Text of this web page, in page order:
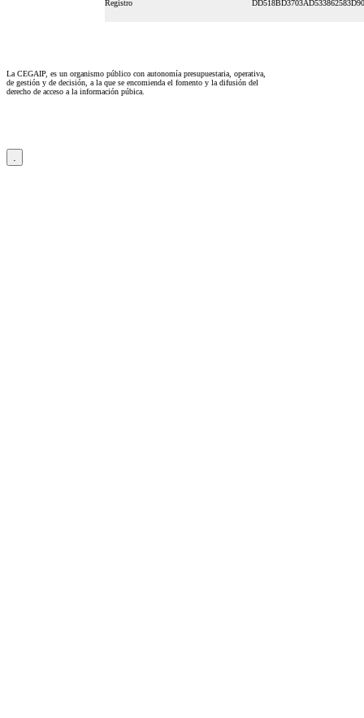
Registro
La CEGAIP, es un organismo público con autonomía presupuestaria, operativa,
de gestión y de decisión, a la que se encomienda el fomento y la difusión del
derecho de acceso a la información púbica.